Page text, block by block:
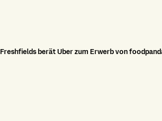
Freshfields berät Uber zum Erwerb von